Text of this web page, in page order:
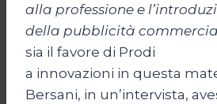
alla professione e
della pubblicità
sia il favore di Prodi
a innovazioni in questa
Bersani, in un’intervista,